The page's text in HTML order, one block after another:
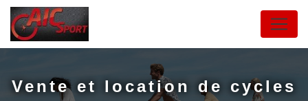
Vente et location de cycles
Panneau de gestion des cookies